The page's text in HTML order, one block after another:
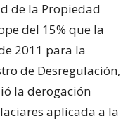
de la Propiedad
del 15% que la
2011 para la
de Desregulación,
la derogación
aplicada a la